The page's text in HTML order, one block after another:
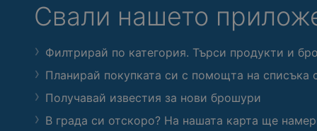
Свали нашето
Филтрирай по категория. Търси продукти и
Планирай покупката си с помощта на списъка
Получавай известия за нови брошури
В града си отскоро? На нашата карта ще